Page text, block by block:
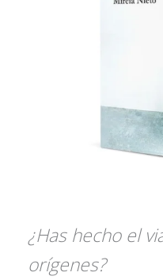
¿Has hecho el
orígenes?